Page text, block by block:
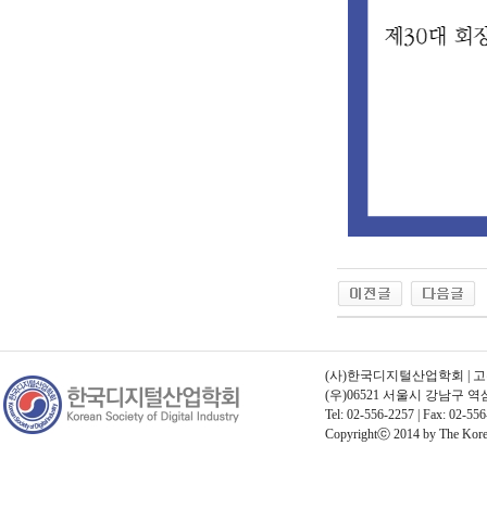
(사)한국디지털산업학회 |
(우)06521 서울시 강남구
Tel: 02-556-2257 | Fax: 02-
Copyrightⓒ 2014 by The